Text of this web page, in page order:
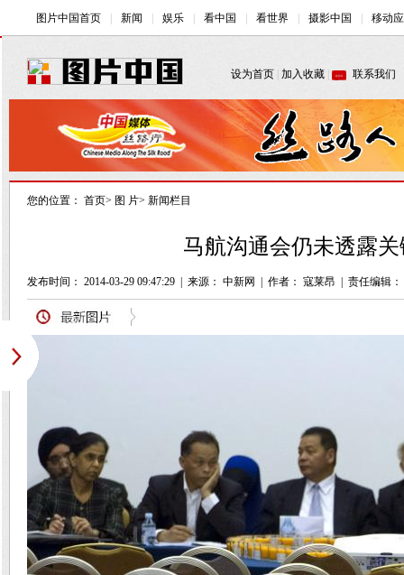
您的位置： 首页> 图 片> 新闻栏目
马航沟通会仍未透露
发布时间： 2014-03-29 09:47:29 来源： 中新网 作者： 寇莱昂 责任编辑